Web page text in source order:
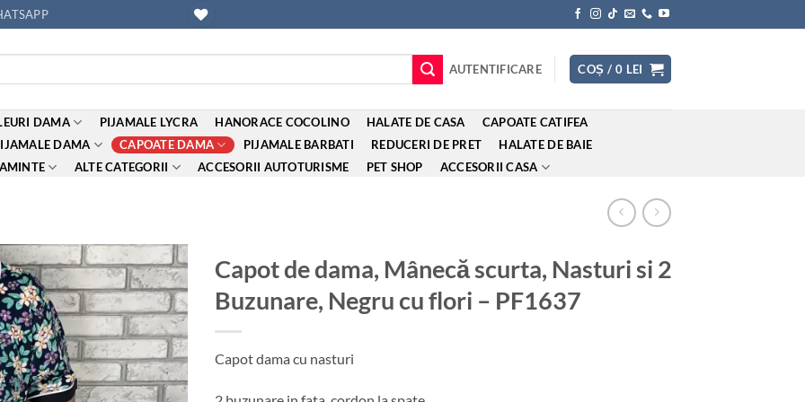
AUTENTIFICARE COȘ / 0 LEI
DAMA PIJAMALE LYCRA HANORACE COCOLINO HALATE DE CASA
CAPOATE CATIFEA
DAMA CAPOATE DAMA PIJAMALE BARBATI REDUCERI DE PRET
HALATE DE BAIE
ALTE CATEGORII ACCESORII AUTOTURISME PET SHOP ACCESORII CASA
Adauga
la
favorite
Capot de dama, Mânecă scurta, Nasturi si 2
Buzunare, Negru cu flori – PF1637
Capot dama cu nasturi